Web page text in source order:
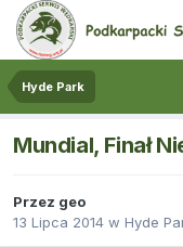
Hyde Park
Mundial, Finał
Przez geo
13 Lipca 2014 w Hyde